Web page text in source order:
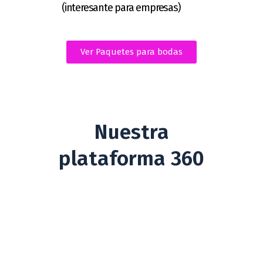
(interesante para empresas)
Ver Paquetes para bodas
Nuestra
plataforma 360